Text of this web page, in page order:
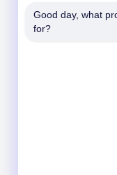
Mail ons
Good day, what
for?